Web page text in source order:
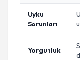
Uyku
Sorunları
Yorgunluk